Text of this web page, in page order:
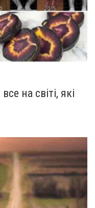
на світі, які